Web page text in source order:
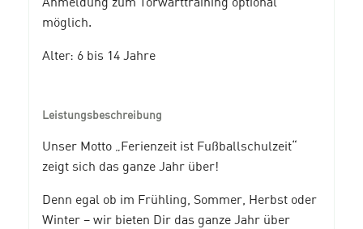
möglich.
Alter: 6 bis 14 Jahre
Leistungsbeschreibung
Unser Motto „Ferienzeit ist Fußballschulzeit“
zeigt sich das ganze Jahr über!
Denn egal ob im Frühling, Sommer, Herbst oder
Winter – wir bieten Dir das ganze Jahr über